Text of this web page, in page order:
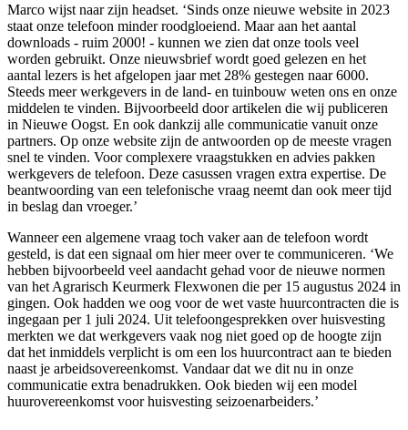
Marco wijst naar zijn headset. ‘Sinds onze nieuwe website in 2023
staat onze telefoon minder roodgloeiend. Maar aan het aantal
downloads - ruim 2000! - kunnen we zien dat onze tools veel
worden gebruikt. Onze nieuwsbrief wordt goed gelezen en het
aantal lezers is het afgelopen jaar met 28% gestegen naar 6000.
Steeds meer werkgevers in de land- en tuinbouw weten ons en onze
middelen te vinden. Bijvoorbeeld door artikelen die wij publiceren
in Nieuwe Oogst. En ook dankzij alle communicatie vanuit onze
partners. Op onze website zijn de antwoorden op de meeste vragen
snel te vinden. Voor complexere vraagstukken en advies pakken
werkgevers de telefoon. Deze casussen vragen extra expertise. De
beantwoording van een telefonische vraag neemt dan ook meer tijd
in beslag dan vroeger.’
Wanneer een algemene vraag toch vaker aan de telefoon wordt
gesteld, is dat een signaal om hier meer over te communiceren. ‘We
hebben bijvoorbeeld veel aandacht gehad voor de nieuwe normen
van het Agrarisch Keurmerk Flexwonen die per 15 augustus 2024 in
gingen. Ook hadden we oog voor de wet vaste huurcontracten die is
ingegaan per 1 juli 2024. Uit telefoongesprekken over huisvesting
merkten we dat werkgevers vaak nog niet goed op de hoogte zijn
dat het inmiddels verplicht is om een los huurcontract aan te bieden
naast je arbeidsovereenkomst. Vandaar dat we dit nu in onze
communicatie extra benadrukken. Ook bieden wij een model
huurovereenkomst voor huisvesting seizoenarbeiders.’